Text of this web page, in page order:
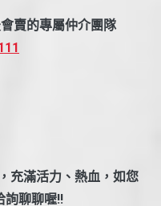
賣的專屬仲介團隊
充滿活力、熱血，如您
詢聊聊喔!!